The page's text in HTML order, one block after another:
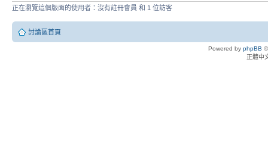
正在瀏覽這個版面的使用者：沒有註冊會員 和 1 位訪客
討論區首頁
Powered by phpBB
正體中